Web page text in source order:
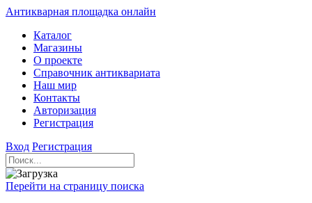
Антикварная площадка онлайн
Каталог
Магазины
О проекте
Справочник антиквариата
Наш мир
Контакты
Авторизация
Регистрация
Вход Регистрация
Перейти на страницу поиска